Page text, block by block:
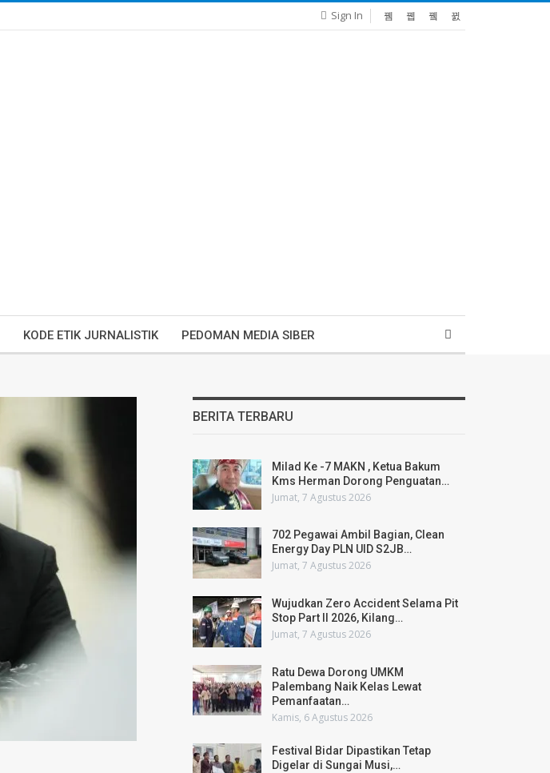
Sign In
KODE ETIK JURNALISTIK PEDOMAN MEDIA SIBER
BERITA TERBARU
Milad Ke -7 MAKN , Ketua Bakum
Kms Herman Dorong Penguatan…
Jumat, 7 Agustus 2026
702 Pegawai Ambil Bagian, Clean
Energy Day PLN UID S2JB…
Jumat, 7 Agustus 2026
Wujudkan Zero Accident Selama Pit
Stop Part II 2026, Kilang…
Jumat, 7 Agustus 2026
Ratu Dewa Dorong UMKM
Palembang Naik Kelas Lewat
Pemanfaatan…
Kamis, 6 Agustus 2026
Festival Bidar Dipastikan Tetap
Digelar di Sungai Musi,…